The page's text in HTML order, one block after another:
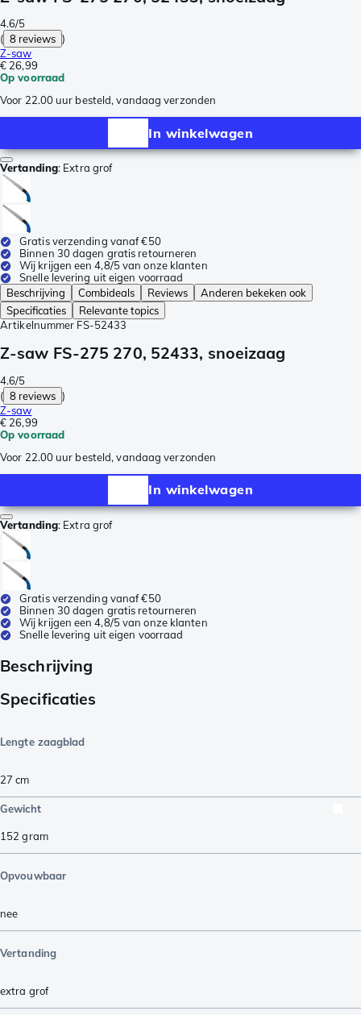
4.6/5
( 8 reviews )
Z-saw
€ 26,99
Op voorraad
Voor 22.00 uur besteld, vandaag verzonden
In winkelwagen
Vertanding: Extra grof
Gratis verzending vanaf €50
Binnen 30 dagen gratis retourneren
Wij krijgen een 4,8/5 van onze klanten
Snelle levering uit eigen voorraad
Beschrijving
Combideals Reviews
Anderen bekeken ook
Specificaties
Relevante topics
Artikelnummer FS-52433
Z-saw FS-275 270, 52433, snoeizaag
4.6/5
( 8 reviews )
Z-saw
€ 26,99
Op voorraad
Voor 22.00 uur besteld, vandaag verzonden
In winkelwagen
Vertanding: Extra grof
Gratis verzending vanaf €50
Binnen 30 dagen gratis retourneren
Wij krijgen een 4,8/5 van onze klanten
Snelle levering uit eigen voorraad
Beschrijving
Specificaties
Lengte zaagblad
27 cm
Gewicht
152 gram
Opvouwbaar
nee
Vertanding
extra grof